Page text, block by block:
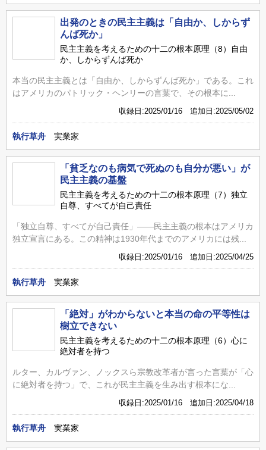
出発のときの民主主義は「自由か、しからず
んば死か」
民主主義を考えるための十二の根本原理（8）自由
か、しからずんば死か
本当の民主主義とは「自由か、しからずんば死か」である。これ
はアメリカのパトリック・ヘンリーの言葉で、その根本に...
収録日:2025/01/16 追加日:2025/05/02
執行草舟 実業家
「貧乏なのも病気で死ぬのも自分が悪い」が
民主主義の基盤
民主主義を考えるための十二の根本原理（7）独立
自尊、すべてが自己責任
「独立自尊、すべてが自己責任」――民主主義の根本はアメリカ
独立宣言にある。この精神は1930年代までのアメリカには残...
収録日:2025/01/16 追加日:2025/04/25
執行草舟 実業家
「絶対」がわからないと本当の命の平等性は
樹立できない
民主主義を考えるための十二の根本原理（6）心に
絶対者を持つ
ルター、カルヴァン、ノックスら宗教改革者が言った言葉が「心
に絶対者を持つ」で、これが民主主義を生み出す根本にな...
収録日:2025/01/16 追加日:2025/04/18
執行草舟 実業家